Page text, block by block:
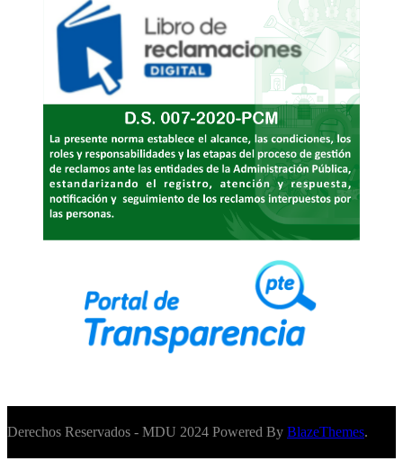
Derechos Reservados - MDU 2024 Powered By BlazeThemes.